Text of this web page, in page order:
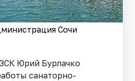
Сочи
Юрий Бурлачко
санаторно-